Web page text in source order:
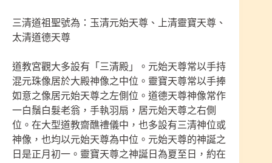
三清道祖聖號為：玉清元始天尊、上清靈寶天尊、
太清道德天尊
道教宮觀大多設有「三清殿」。元始天尊常以手持
混元珠像居於大殿神像之中位。靈寶天尊常以手捧
如意之像居元始天尊之左側位。道德天尊神像常作
一白鬚白髮老翁，手執羽扇，居元始天尊之右側
位。在大型道教齋醮禮儀中，也多設有三清神位或
神像，也均以元始天尊為中位。元始天尊的神誕之
日是正月初一。靈寶天尊之神誕日為夏至日，約在